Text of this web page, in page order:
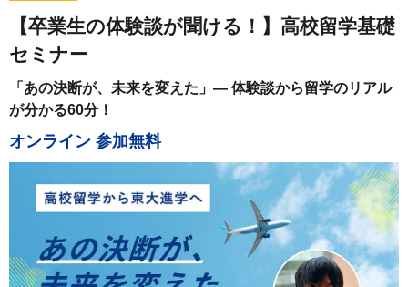
留学お役立ち情報
セミナー情報
全国のSEKAIAオフィス
よくある質問
【卒業生の体験談が聞ける！】高校留学基礎
セミナー
「あの決断が、未来を変えた」― 体験談から留学のリアル
が分かる60分！
オンライン 参加無料